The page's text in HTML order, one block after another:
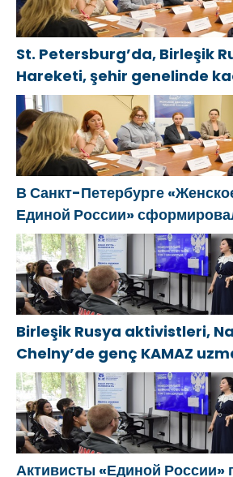
St. Petersburg’da, Birleşik
Hareketi, şehir genelinde
destek programlarının
öneriler hazırladı
В Санкт-Петербурге
Единой России»
предложения по развитию
программ поддержки женщин
Birleşik Rusya aktivistleri,
Chelny’de genç KAMAZ
eğitim etkinlikleri düzenledi
Активисты «Единой России»